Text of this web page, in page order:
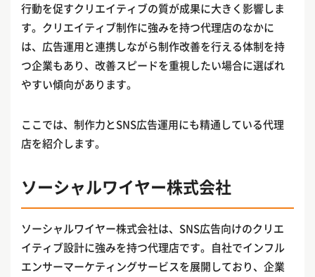
行動を促すクリエイティブの質が成果に大きく影響しま
す。クリエイティブ制作に強みを持つ代理店のなかに
は、広告運用と連携しながら制作改善を行える体制を持
つ企業もあり、改善スピードを重視したい場合に選ばれ
やすい傾向があります。
ここでは、制作力とSNS広告運用にも精通している代理
店を紹介します。
ソーシャルワイヤー株式会社
ソーシャルワイヤー株式会社は、SNS広告向けのクリエ
イティブ設計に強みを持つ代理店です。自社でインフル
エンサーマーケティングサービスを展開しており、企業